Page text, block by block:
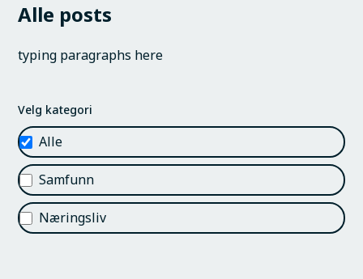
Alle posts
typing paragraphs here
Velg kategori
Alle
Samfunn
Næringsliv